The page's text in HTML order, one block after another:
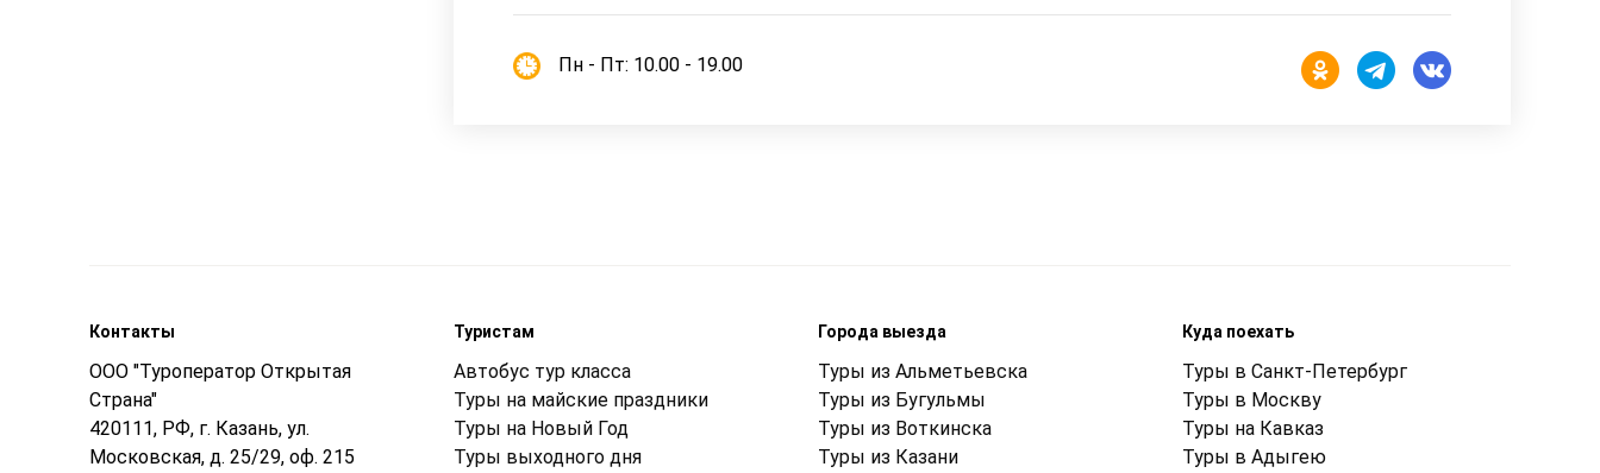
Пн - Пт: 10.00 - 19.00
Контакты
ООО "Туроператор Открытая
Страна"
420111, РФ, г. Казань, ул.
Московская, д. 25/29, оф. 215
Туристам
Автобус тур класса
Туры на майские праздники
Туры на Новый Год
Туры выходного дня
Города выезда
Туры из Альметьевска
Туры из Бугульмы
Туры из Воткинска
Туры из Казани
Куда поехать
Туры в Санкт-Петербург
Туры в Москву
Туры на Кавказ
Туры в Адыгею